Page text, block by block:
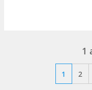
1
1 2